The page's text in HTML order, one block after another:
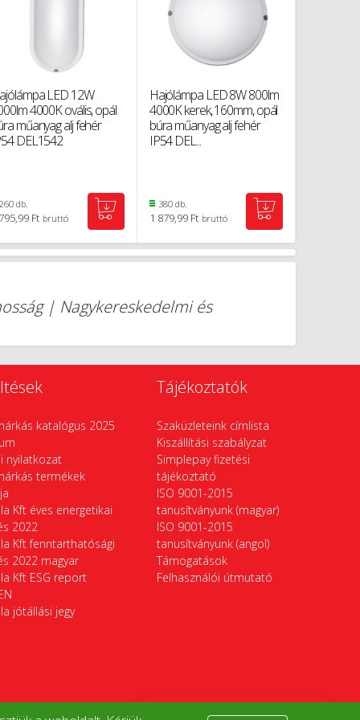
LED 12W
4000K ovális, opál
műanyag alj fehér
DEL1542
260 db.
Ft bruttó
Hajólámpa LED 8W 800lm
4000K kerek, 160mm, opál
búra műanyag alj fehér
IP54 DEL...
380 db.
1 879,99 Ft bruttó
| Nagykereskedelmi és
katalógus 2025
nyilatkozat
termékek
Kft éves energetikai
2022
Kft fenntarthatósági
2022 magyar
Kft ESG report
jótállási jegy
Tájékoztatók
Szaküzleteink címlista
Kiszállítási szabályzat
Simplepay fizetési
tájékoztató
ISO 9001-2015
tanusítványunk (magyar)
ISO 9001-2015
tanusítványunk (angol)
Támogatások
Felhasználói útmutató
Termékek összehasonlítása